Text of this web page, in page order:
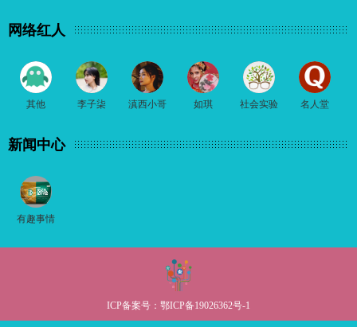
网络红人
其他 李子柒 滇西小哥 如琪 社会实验 名人堂
新闻中心
有趣事情
ICP备案号： 鄂ICP备19026362号-1